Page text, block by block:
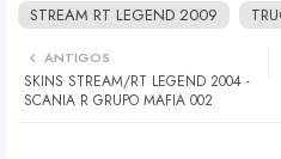
STREAM RT LEGEND 2009
ANTIGOS
SKINS STREAM/RT LEGEND 2004 -
SCANIA R GRUPO MAFIA 002